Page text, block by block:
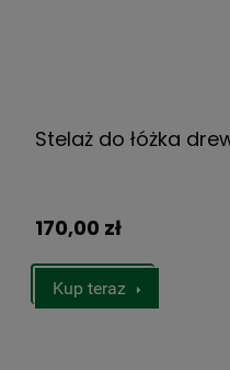
Stelaż do łóżka
170,00 zł
Kup teraz